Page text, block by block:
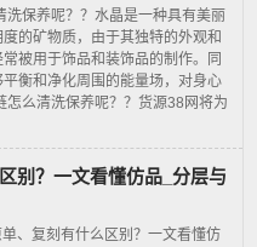
洗保养呢？？水晶是一种具有美丽
的矿物质，由于其独特的外观和
被用于饰品和装饰品的制作。同
衡和净化周围的能量场，对身心
怎么清洗保养呢？？货源38网将为
别？一文看懂仿品_分层与
、复刻有什么区别？一文看懂仿